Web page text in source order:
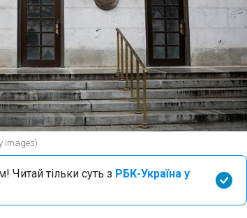
Images)
Читай тільки суть з РБК-Україна у